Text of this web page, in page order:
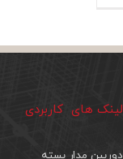
لینک های کاربردی
دوربین مدار بسته